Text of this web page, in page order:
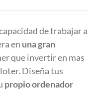
de trabajar a
en una gran
que invertir en mas
Diseña tus
propio ordenador